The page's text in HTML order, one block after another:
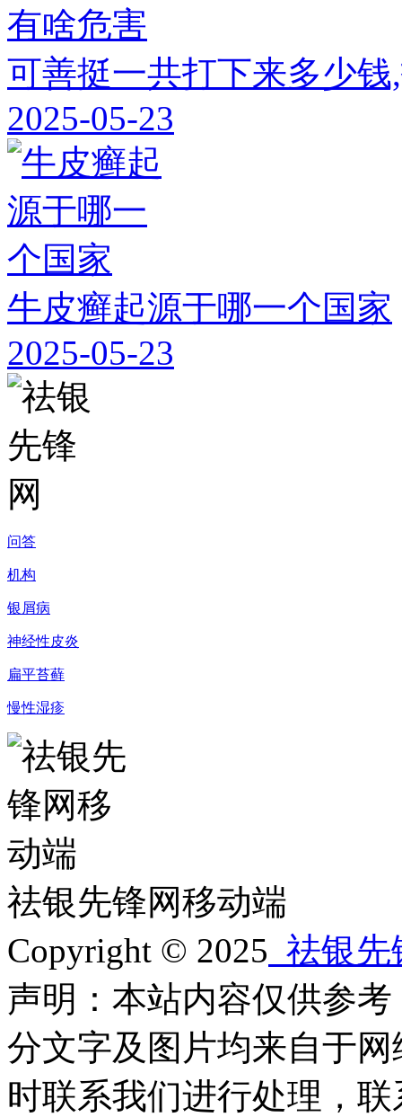
可善挺一共打下来多少
2025-05-23
牛皮癣起源于哪一个国家
2025-05-23
问答
机构
银屑病
神经性皮炎
扁平苔藓
慢性湿疹
祛银先锋网移动端
Copyright © 2025 祛银先
声明：本站内容仅供参
分文字及图片均来自于
时联系我们进行处理，